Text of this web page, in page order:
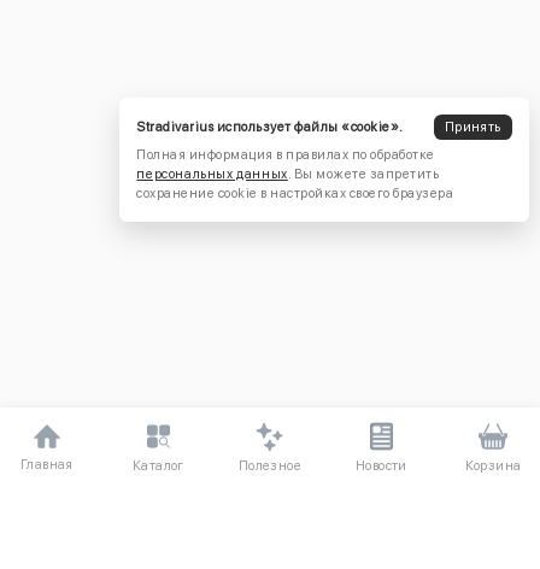
Главная Каталог Полезное Новости Корзина
Stradivarius использует файлы «cookie».
Принять
Полная информация в правилах по обработке
персональных данных. Вы можете запретить
сохранение cookie в настройках своего браузера